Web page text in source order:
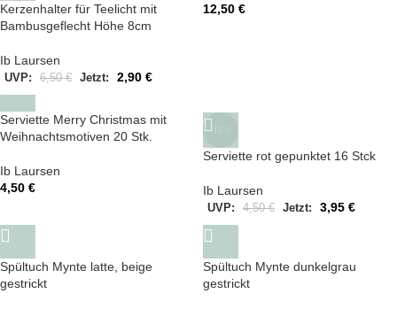
Kerzenhalter für Teelicht mit
Bambusgeflecht Höhe 8cm
Ib Laursen
UVP: 6,50€ Jetzt: 2,90 €
12,50 €
Serviette Merry Christmas mit
Weihnachtsmotiven 20 Stk.
Ib Laursen
4,50 €
-12%
Serviette rot gepunktet 16 Stck
Ib Laursen
UVP: 4,50€ Jetzt: 3,95 €
Spültuch Mynte latte, beige
gestrickt
Spültuch Mynte dunkelgrau
gestrickt